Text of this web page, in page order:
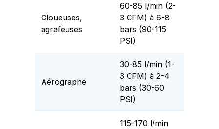
Cloueuses,
agrafeuses
60-85 l/min (2-
3 CFM) à 6-8
bars (90-115
PSI)
Aérographe
30-85 l/min (1-
3 CFM) à 2-4
bars (30-60
PSI)
115-170 l/min